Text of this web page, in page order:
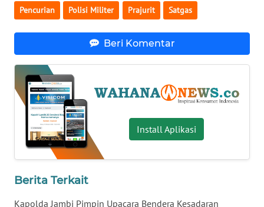
Pencurian Polisi Militer Prajurit Satgas
Beri Komentar
Install Aplikasi
Berita Terkait
Kapolda Jambi Pimpin Upacara Bendera Kesadaran
WN
JAMBI
SULTRA
WN
NTB
WN
SULTENG
WN